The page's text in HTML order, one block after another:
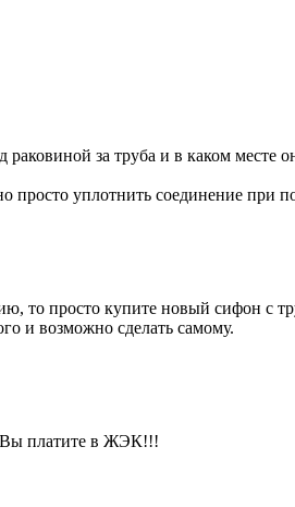
за труба и в каком месте
просто уплотнить соединение
то просто купите новый сифон с
и возможно сделать самому.
Вы платите в ЖЭК!!!